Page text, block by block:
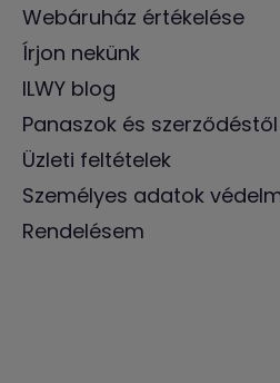
Webáruház értékelése
Írjon nekünk
ILWY blog
Panaszok és
Üzleti feltételek
Személyes adatok
Rendelésem